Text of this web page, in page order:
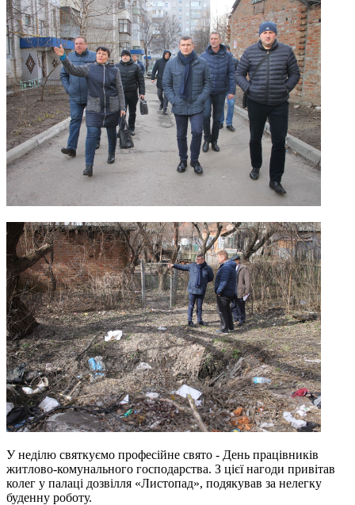
У неділю святкуємо професійне свято - День працівників
житлово-комунального господарства. З цієї нагоди привітав
колег у палаці дозвілля «Листопад», подякував за нелегку
буденну роботу.